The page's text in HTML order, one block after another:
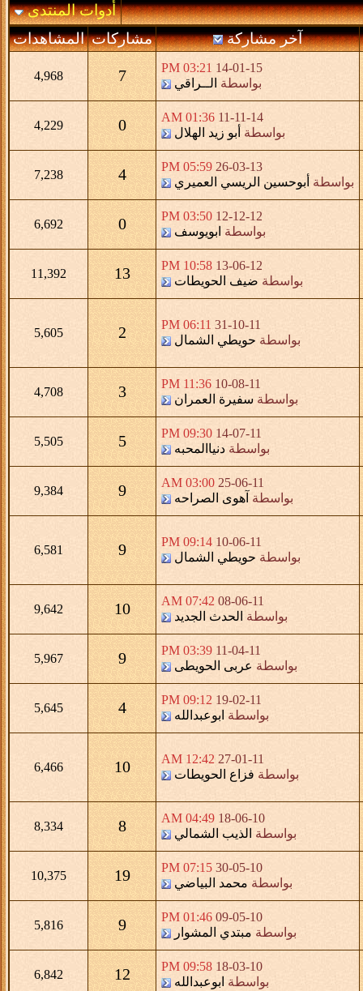
أدوات المنتدى
آخر مشاركة
مشاركات المشاهدات
14-01-15
03:21 PM
بواسطة الــراقي 7
4,968
11-11-14
01:36 AM
بواسطة أبو زيد الهلال 0
4,229
26-03-13
05:59 PM
بواسطة أبوحسين الريسي العميري 4
7,238
12-12-12
03:50 PM
بواسطة ابويوسف 0
6,692
13-06-12
10:58 PM
بواسطة ضيف الحويطات 13
11,392
31-10-11
06:11 PM
بواسطة حويطي الشمال 2
5,605
10-08-11
11:36 PM
بواسطة سفيرة العمران 3
4,708
14-07-11
09:30 PM
بواسطة دنياالمحبه 5
5,505
25-06-11
03:00 AM
بواسطة آهوى الصراحه 9
9,384
10-06-11
09:14 PM
بواسطة حويطي الشمال 9
6,581
08-06-11
07:42 AM
بواسطة الحدث الجديد 10
9,642
11-04-11
03:39 PM
بواسطة عربى الحويطى 9
5,967
19-02-11
09:12 PM
بواسطة ابوعبدالله 4
5,645
27-01-11
12:42 AM
بواسطة فزاع الحويطات 10
6,466
18-06-10
04:49 AM
بواسطة الذيب الشمالي 8
8,334
30-05-10
07:15 PM
بواسطة محمد البياضي 19
10,375
09-05-10
01:46 PM
بواسطة مبتدي المشوار 9
5,816
18-03-10
09:58 PM
بواسطة ابوعبدالله 12
6,842